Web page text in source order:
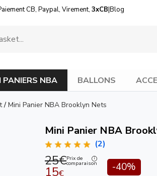
CB, Paypal, Virement, 3xCB|Blog
PANIERS NBA BALLONS
/ Mini Panier NBA Brooklyn Nets
Mini Panier NBA
(2)
25€Prix de
comparaison
15€ -40%